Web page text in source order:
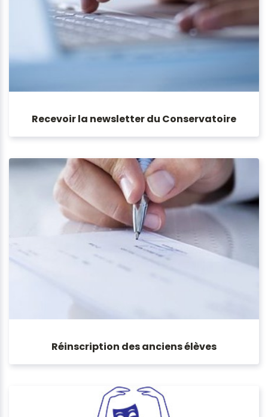
Recevoir la newsletter du Conservatoire
Réinscription des anciens élèves